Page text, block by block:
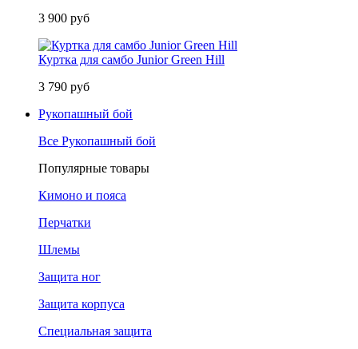
3 900 руб
Куртка для самбо Junior Green Hill
3 790 руб
Рукопашный бой
Все Рукопашный бой
Популярные товары
Кимоно и пояса
Перчатки
Шлемы
Защита ног
Защита корпуса
Специальная защита